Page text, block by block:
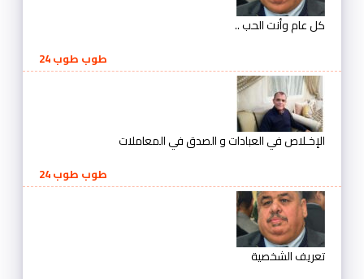
كل عام وأنت الحب ..
طوب طوب 24
الإخـلاص في العبادات و الصدق في المعاملات
طوب طوب 24
تعريف الشخصية